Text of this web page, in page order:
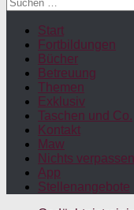
nach:
Start
Fortbildungen
Bücher
Betreuung
Themen
Exklusiv
Taschen und Co.
Kontakt
Maw
Nichts
App
Stellenangebote